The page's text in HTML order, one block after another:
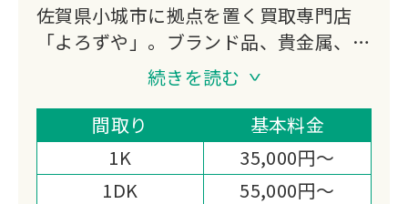
佐賀県小城市に拠点を置く買取専門店
「よろずや」。ブランド品、貴金属、家
電、骨董品など幅広いジャンルに対応
し、専門スタッフが一点一点丁寧に査
定。ネット予約システムで24時間いつ
でも買取日時を指定でき、生前整理や断
捨離のサポートも行っています。
続きを読む
間取り
基本料金
1K
35,000円～
1DK
55,000円～